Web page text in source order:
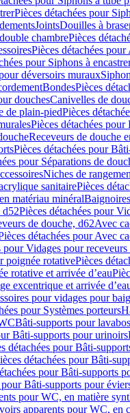
Pièces détachées pour
JointsDouilles à
chambrePièces
Pièces détachées pour
pour Siphons à
déversoirs muraux
BondesPièces
douchesCanivelles de
de plain-piedPièces
Pièces détachées
Receveurs de douche
Pièces détachées pour
pour Séparations de
Niches de
sanitairePièces
matériau minéral
d52Pièces détachées pour
de douche, d62Avec
détachées pour Avec
pour Vidages pour receveurs
poignée rotativePièces
rotative et arrivée d’eau
excentrique et arrivée
pour vidages pour
pour Systèmes porteurs
Bâti-supports pour lavabos
Bâti-supports pour urinoirs
détachées pour Bâti-
détachées pour Bâti-
pour Bâti-supports
pour Bâti-supports pour
pour WC, en matière
apparents pour WC, en